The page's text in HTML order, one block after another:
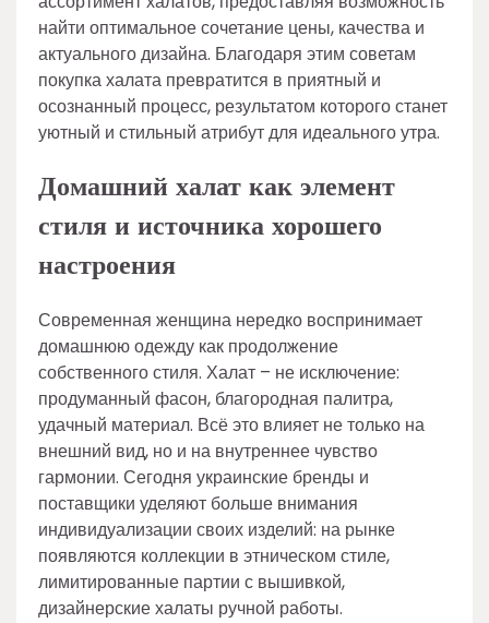
найти оптимальное сочетание цены, качества и
актуального дизайна. Благодаря этим советам
покупка халата превратится в приятный и
осознанный процесс, результатом которого станет
уютный и стильный атрибут для идеального утра.
Домашний халат как элемент
стиля и источника хорошего
настроения
Современная женщина нередко воспринимает
домашнюю одежду как продолжение
собственного стиля. Халат – не исключение:
продуманный фасон, благородная палитра,
удачный материал. Всё это влияет не только на
внешний вид, но и на внутреннее чувство
гармонии. Сегодня украинские бренды и
поставщики уделяют больше внимания
индивидуализации своих изделий: на рынке
появляются коллекции в этническом стиле,
лимитированные партии с вышивкой,
дизайнерские халаты ручной работы.